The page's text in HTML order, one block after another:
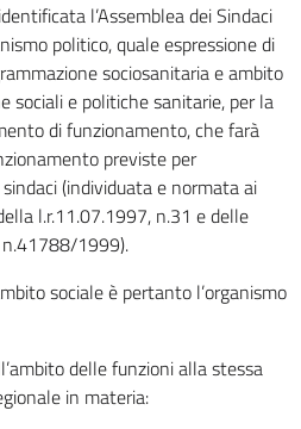
l’Assemblea dei Sindaci
politico, quale espressione di
sociosanitaria e ambito
sociali e politiche sanitarie, per la
di funzionamento, che farà
previste per
(individuata e normata ai
l.r.11.07.1997, n.31 e delle
1999).
sociale è pertanto l’organismo
delle funzioni alla stessa
in materia: